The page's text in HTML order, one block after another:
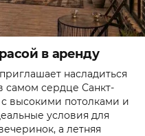
в аренду
насладиться
самом сердце Санкт-
высокими потолками и
условия для
а летняя